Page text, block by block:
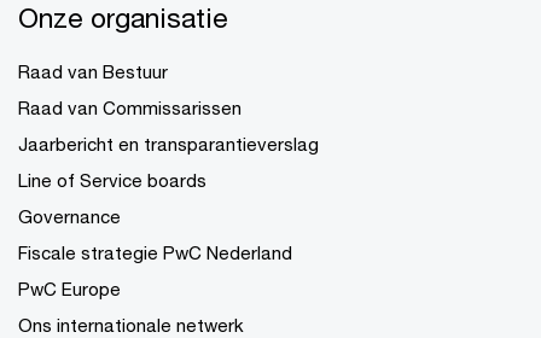
Onze organisatie
Raad van Bestuur
Raad van Commissarissen
Jaarbericht en transparantieverslag
Line of Service boards
Governance
Fiscale strategie PwC Nederland
PwC Europe
Ons internationale netwerk